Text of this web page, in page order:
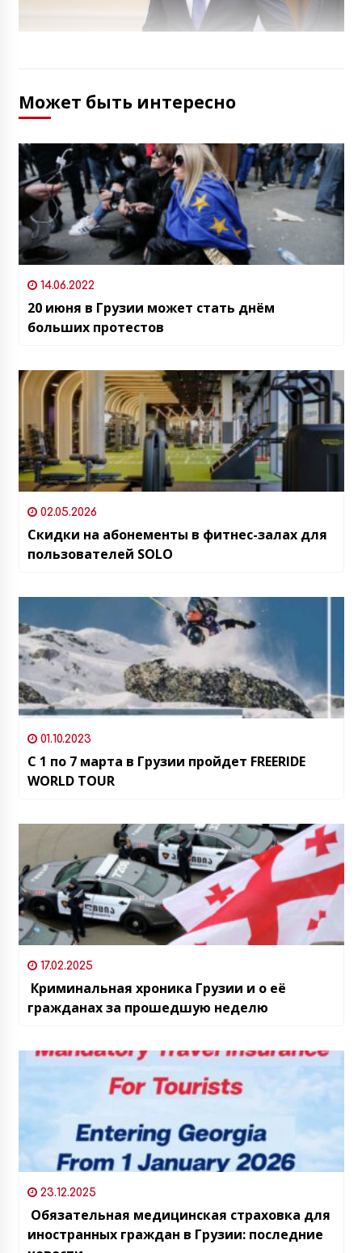
Может быть интересно
14.06.2022
20 июня в Грузии может стать днём
больших протестов
02.05.2026
Скидки на абонементы в фитнес-залах для
пользователей SOLO
01.10.2023
С 1 по 7 марта в Грузии пройдет FREERIDE
WORLD TOUR
17.02.2025
Криминальная хроника Грузии и о её
гражданах за прошедшую неделю
23.12.2025
Обязательная медицинская страховка для
иностранных граждан в Грузии: последние